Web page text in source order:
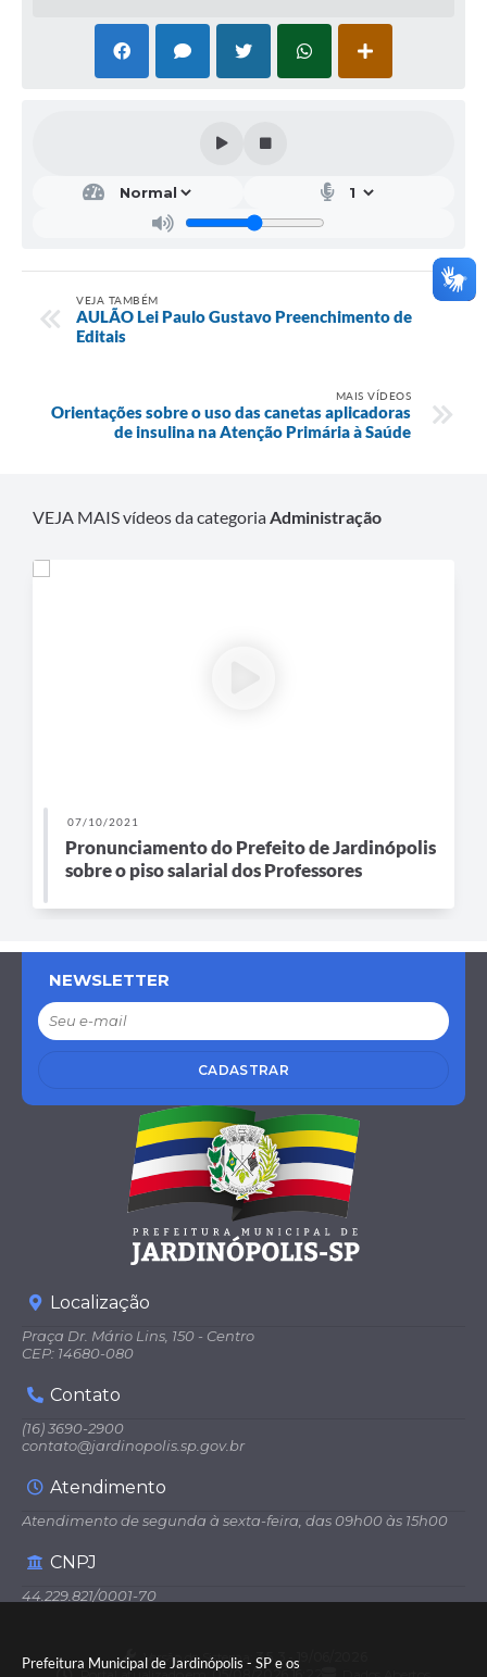
Prefeitura Municipal de Jardinópolis - SP e os
VEJA TAMBÉM
AULÃO Lei Paulo Gustavo Preenchimento de
Editais
MAIS VÍDEOS
Orientações sobre o uso das canetas aplicadoras
de insulina na Atenção Primária à Saúde
VEJA MAIS vídeos da categoriaAdministração
07/10/2021
Pronunciamento do Prefeito de Jardinópolis
sobre o piso salarial dos Professores
NEWSLETTER
CADASTRAR
Localização
Praça Dr. Mário Lins, 150 - Centro
CEP: 14680-080
Contato
(16) 3690-2900
contato@jardinopolis.sp.gov.br
Atendimento
Atendimento de segunda à sexta-feira, das 09h00 às 15h00
CNPJ
44.229.821/0001-70
Versão do Sistema: 3.5.3 - 19/06/2026